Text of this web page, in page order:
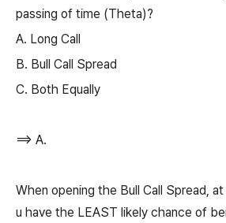
passing of time (Theta)?
A. Long Call
B. Bull Call Spread
C. Both Equally
==> A.
When opening the Bull Call Spread,
u have the LEAST likely chance of